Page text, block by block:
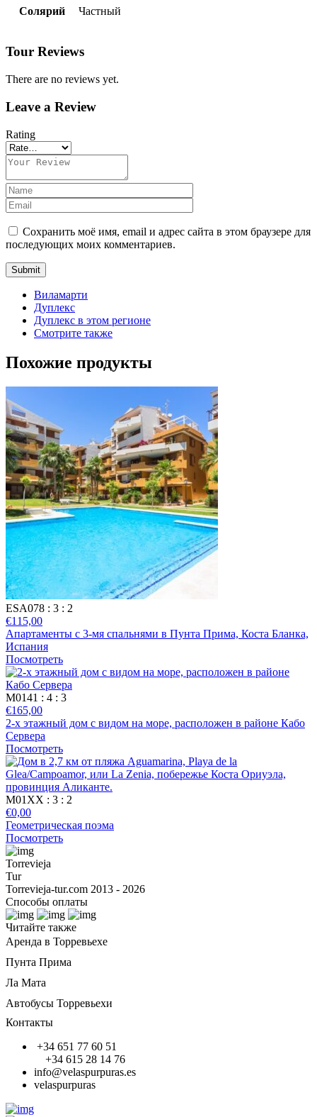
Солярий Частный
Tour Reviews
There are no reviews yet.
Leave a Review
Rating
Сохранить моё имя, email и адрес сайта в этом браузере для
последующих моих комментариев.
Виламарти
Дуплекс
Дуплекс в этом регионе
Смотрите также
Похожие продукты
ESA078 : 3 : 2
€115,00
Апартаменты с 3-мя спальнями в Пунта Прима, Коста Бланка,
Испания
Посмотреть
M0141 : 4 : 3
€165,00
2-х этажный дом с видом на море, расположен в районе Кабо
Сервера
Посмотреть
М01ХХ : 3 : 2
€0,00
Геометрическая поэма
Посмотреть
Torrevieja
Tur
Torrevieja-tur.com 2013 - 2026
Способы оплаты
Читайте также
Аренда в Торревьехе
Пунта Прима
Ла Мата
Автобусы Торревьехи
Контакты
+34 651 77 60 51
+34 615 28 14 76
info@velaspurpuras.es
velaspurpuras